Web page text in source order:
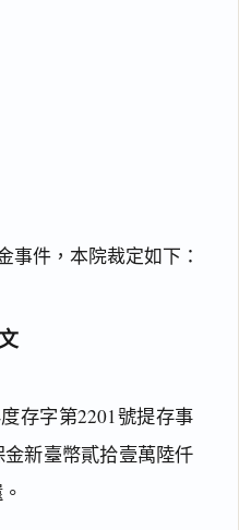
事件，本院裁定如下：
存字第2201號提存事
新臺幣貳拾壹萬陸仟